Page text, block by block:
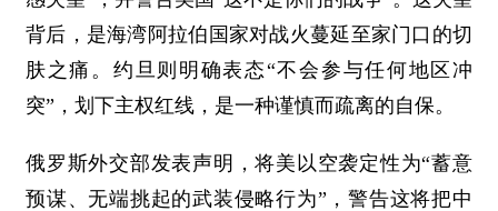
背后，是海湾阿拉伯国家对战火蔓延至家门口的切
肤之痛。约旦则明确表态“不会参与任何地区冲
突”，划下主权红线，是一种谨慎而疏离的自保。
俄罗斯外交部发表声明，将美以空袭定性为“蓄意
预谋、无端挑起的武装侵略行为”，警告这将把中